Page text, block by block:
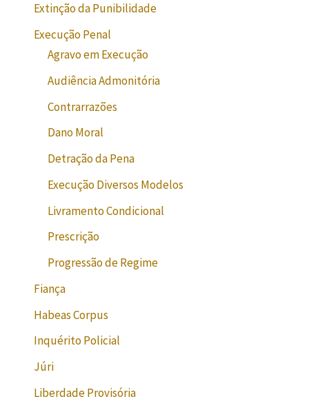
Extinção da Punibilidade
Execução Penal
Agravo em Execução
Audiência Admonitória
Contrarrazões
Dano Moral
Detração da Pena
Execução Diversos Modelos
Livramento Condicional
Prescrição
Progressão de Regime
Fiança
Habeas Corpus
Inquérito Policial
Júri
Liberdade Provisória